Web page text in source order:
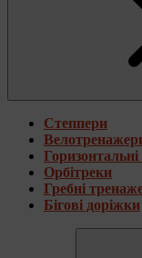
Степпери
Орбітреки
Гребні
Бігові доріжки